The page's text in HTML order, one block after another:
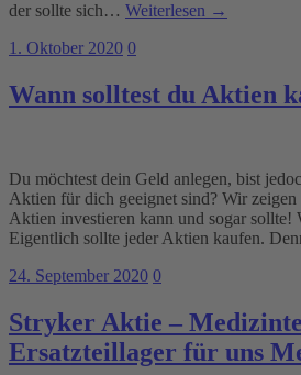
der sollte sich… Weiterlesen →
1. Oktober 2020 0
Wann solltest du Aktien
Du möchtest dein Geld anlegen, bist
Aktien für dich geeignet sind? Wir zeigen
Aktien investieren kann und sogar sollte!
Eigentlich sollte jeder Aktien kaufen.
24. September 2020 0
Stryker Aktie –
Ersatzteillager für uns